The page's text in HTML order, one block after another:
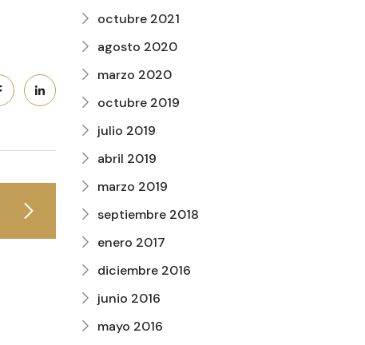
octubre 2021
agosto 2020
marzo 2020
octubre 2019
julio 2019
abril 2019
marzo 2019
septiembre 2018
enero 2017
diciembre 2016
junio 2016
mayo 2016